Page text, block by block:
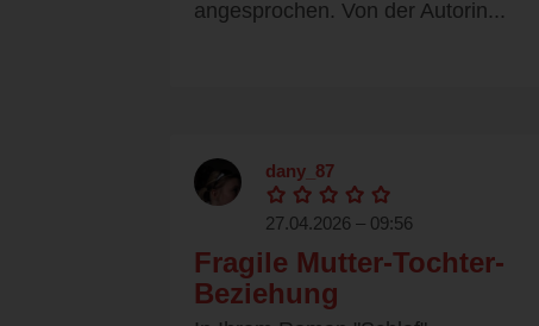
angesprochen. Von der Autorin...
dany_87
27.04.2026 – 09:56
Fragile Mutter-Tochter-
Beziehung